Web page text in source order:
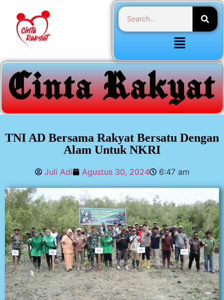
TNI AD Bersama Rakyat Bersatu Dengan
Alam Untuk NKRI
Juli Adi Agustus 30, 2024 6:47 am